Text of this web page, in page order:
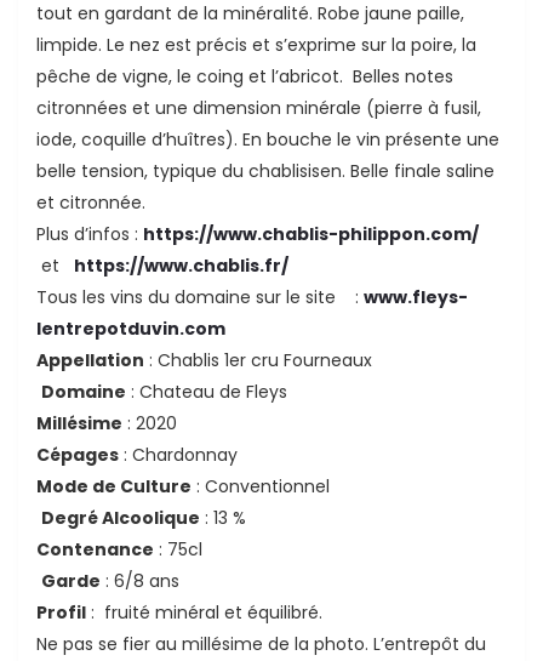
tout en gardant de la minéralité. Robe jaune paille,
limpide. Le nez est précis et s’exprime sur la poire, la
pêche de vigne, le coing et l’abricot. Belles notes
citronnées et une dimension minérale (pierre à fusil,
iode, coquille d’huîtres). En bouche le vin présente une
belle tension, typique du chablisisen. Belle finale saline
et citronnée.
Plus d’infos : https://www.chablis-philippon.com/
et https://www.chablis.fr/
Tous les vins du domaine sur le site : www.fleys-
lentrepotduvin.com
Appellation : Chablis 1er cru Fourneaux
Domaine : Chateau de Fleys
Millésime : 2020
Cépages : Chardonnay
Mode de Culture : Conventionnel
Degré Alcoolique : 13 %
Contenance : 75cl
Garde : 6/8 ans
Profil : fruité minéral et équilibré.
Ne pas se fier au millésime de la photo. L’entrepôt du